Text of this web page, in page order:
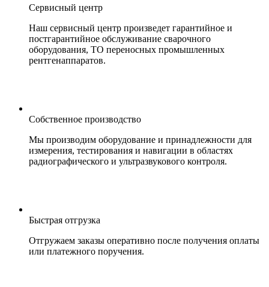
Сервисный центр
Наш сервисный центр произведет гарантийное и
постгарантийное обслуживание сварочного
оборудования, ТО переносных промышленных
рентгенаппаратов.
Собственное производство
Мы производим оборудование и принадлежности для
измерения, тестирования и навигации в областях
радиографического и ультразвукового контроля.
Быстрая отгрузка
Отгружаем заказы оперативно после получения оплаты
или платежного поручения.